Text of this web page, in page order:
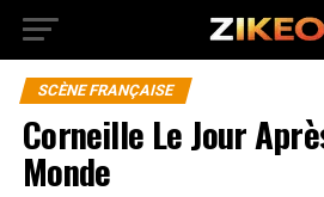
SCÈNE FRANÇAISE
Corneille Le Jour
Monde